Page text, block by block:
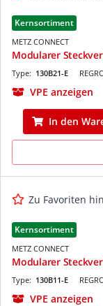
Kernsortiment
METZ CONNECT
Modularer
Type: 130B21-E
VPE anzeigen
In den
Zu Favoriten
Kernsortiment
METZ CONNECT
Modularer
Type: 130B11-E
VPE anzeigen